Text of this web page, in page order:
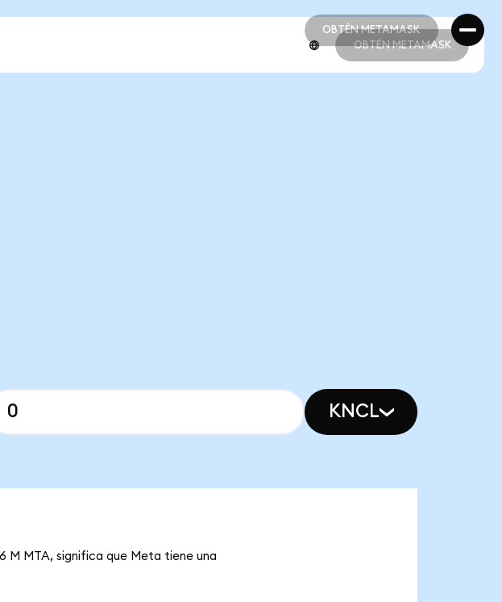
OBTÉN METAMASK
OBTÉN METAMASK
OBTÉN METAMASK
KNCL
M MTA, significa que Meta tiene una